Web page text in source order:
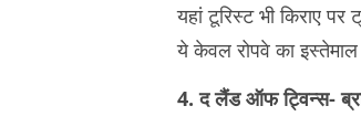
यहां टूरिस्ट भी किराए
ये केवल रोपवे का
4. द लैंड ऑफ ट्विन्स-